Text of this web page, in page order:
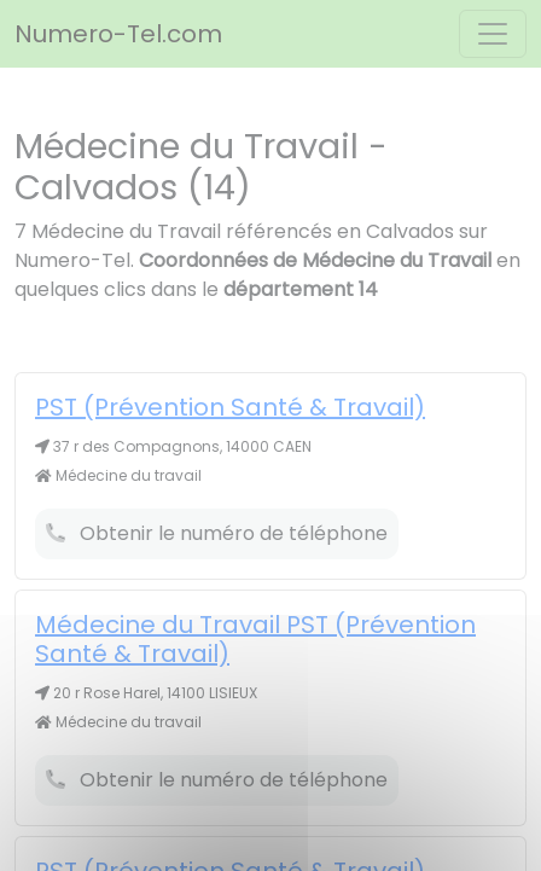
Numero-Tel.com
Médecine du Travail -
Calvados (14)
7 Médecine du Travail référencés en Calvados sur
Numero-Tel. Coordonnées de Médecine du Travailen
quelques clics dans le département 14
PST (Prévention Santé & Travail)
37 r des Compagnons, 14000 CAEN
Médecine du travail
Obtenir le numéro de téléphone
Médecine du Travail PST (Prévention
Santé & Travail)
20 r Rose Harel, 14100 LISIEUX
Médecine du travail
Obtenir le numéro de téléphone